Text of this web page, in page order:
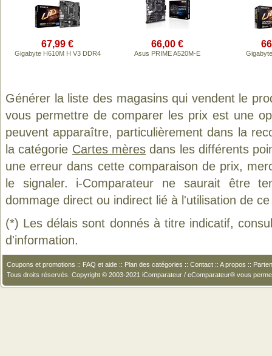
67,99 €
Gigabyte H610M H V3 DDR4
66,00 €
Asus PRIME A520M-E
Générer la liste des magasins qui vendent le
vous permettre de comparer les prix est une
peuvent apparaître, particulièrement dans la
la catégorie Cartes mères dans les différents
une erreur dans cette comparaison de prix,
le signaler. i-Comparateur ne saurait être
dommage direct ou indirect lié à l'utilisation de
(*) Les délais sont donnés à titre indicatif,
d'information.
Coupons et promotions :: FAQ et aide :: Plan des catégories :: Contact :: A propos ::
Tous droits réservés. Copyright © 2003-2021 iComparateur / eComparateur® vous